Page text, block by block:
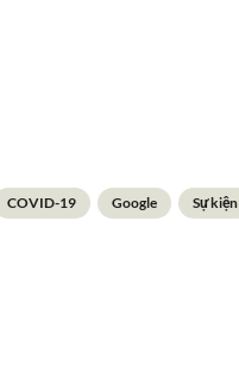
COVID-19 Google Sự kiện